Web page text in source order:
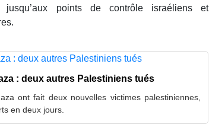
jusqu’aux points de contrôle israéliens et
: deux autres Palestiniens tués
ont fait deux nouvelles victimes palestiniennes,
en deux jours.